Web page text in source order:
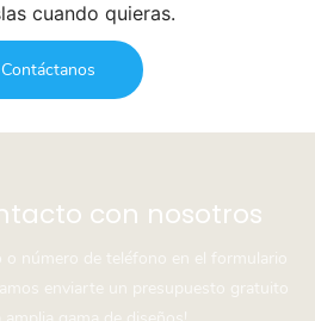
cuando quieras.
Contáctanos
con nosotros
o número de teléfono en el formulario
enviarte un presupuesto gratuito